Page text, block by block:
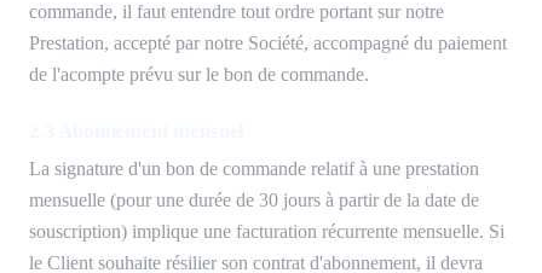
commande, il faut entendre tout ordre portant sur notre
Prestation, accepté par notre Société, accompagné du paiement
de l'acompte prévu sur le bon de commande.
La signature d'un bon de commande relatif à une prestation
mensuelle (pour une durée de 30 jours à partir de la date de
souscription) implique une facturation récurrente mensuelle. Si
le Client souhaite résilier son contrat d'abonnement, il devra